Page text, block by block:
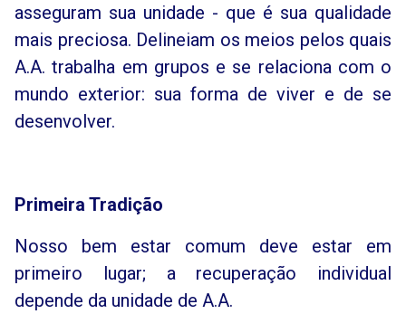
asseguram sua unidade - que é sua qualidade
mais preciosa. Delineiam os meios pelos quais
A.A. trabalha em grupos e se relaciona com o
mundo exterior: sua forma de viver e de se
desenvolver.
Primeira Tradição
Nosso bem estar comum deve estar em
primeiro lugar; a recuperação individual
depende da unidade de A.A.